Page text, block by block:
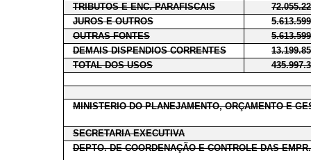
TRIBUTOS E ENC. PARAFISCAIS
JUROS E OUTROS
5.613.599
OUTRAS FONTES
5.613.599
DEMAIS DISPENDIOS CORRENTES
TOTAL DOS USOS
MINISTERIO DO PLANEJAMENTO, ORÇAMENTO E
SECRETARIA EXECUTIVA
DEPTO. DE COORDENAÇÃO E CONTROLE DAS